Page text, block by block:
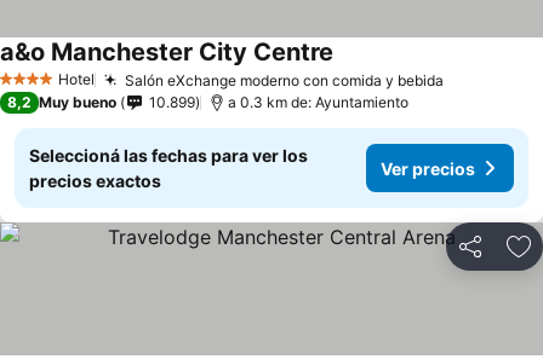
4 EstrellasHotel Salón eXchange moderno con comida y bebida
a&o Manchester City Centre
8,2 Muy bueno 10.899 a 0.3 km de: Ayuntamiento
Seleccioná las fechas para ver los
precios exactos
Ver precios
Compartir